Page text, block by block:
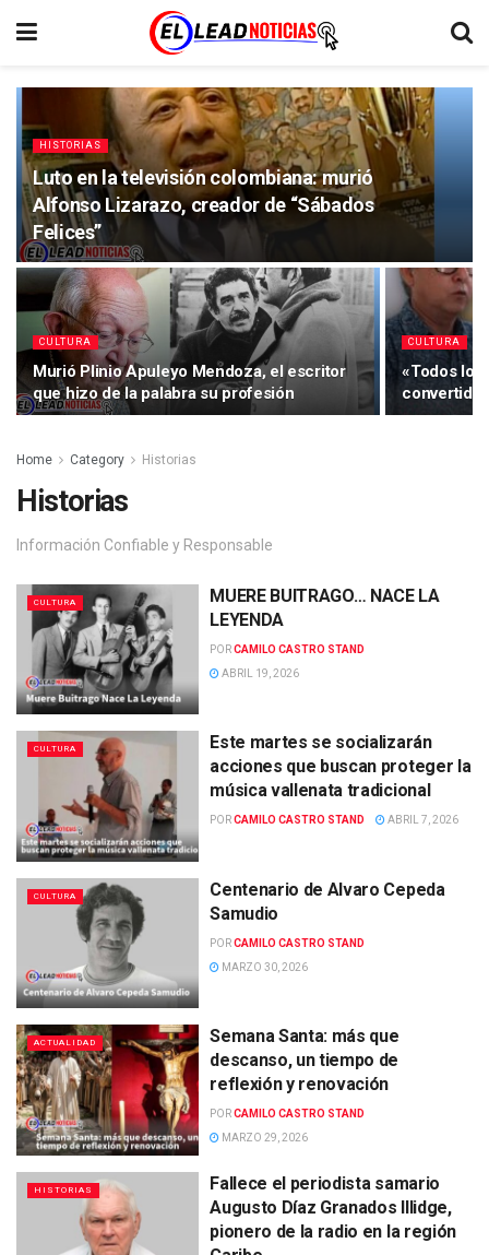
HISTORIAS
Luto en la televisión colombiana: murió
Alfonso Lizarazo, creador de “Sábados
Felices”
CULTURA
Murió Plinio Apuleyo Mendoza, el escritor
que hizo de la palabra su profesión
CULTURA
«Todos los
convertida
Home Category Historias
Historias
Información Confiable y Responsable
CULTURA
MUERE BUITRAGO… NACE LA
LEYENDA
PORCAMILO CASTRO STAND
ABRIL 19, 2026
CULTURA
Este martes se socializarán
acciones que buscan proteger la
música vallenata tradicional
PORCAMILO CASTRO STAND ABRIL 7, 2026
CULTURA
Centenario de Alvaro Cepeda
Samudio
PORCAMILO CASTRO STAND
MARZO 30, 2026
ACTUALIDAD
Semana Santa: más que
descanso, un tiempo de
reflexión y renovación
PORCAMILO CASTRO STAND
MARZO 29, 2026
HISTORIAS
Fallece el periodista samario
Augusto Díaz Granados Illidge,
pionero de la radio en la región